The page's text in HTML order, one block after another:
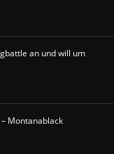
an und will um
Montanablack